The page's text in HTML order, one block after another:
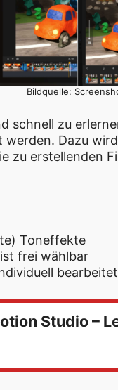
Bildquelle:
schnell zu
Dazu
zu erstellenden
Toneffekte
frei wählbar
Studio –